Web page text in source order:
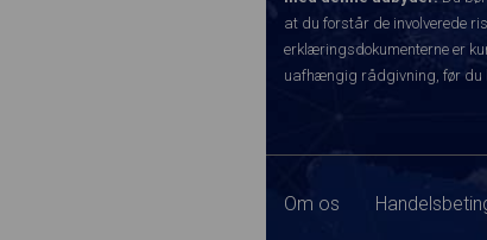
at du forstår de involverede
erklæringsdokumenterne er
uafhængig rådgivning, før du
Om os